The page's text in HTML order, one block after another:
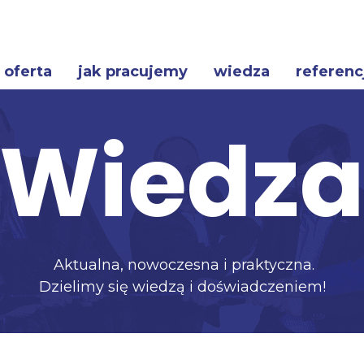
oferta jak pracujemy wiedza
Wiedza
Aktualna, nowoczesna i praktyczna.
Dzielimy się wiedzą i doświadczeniem!